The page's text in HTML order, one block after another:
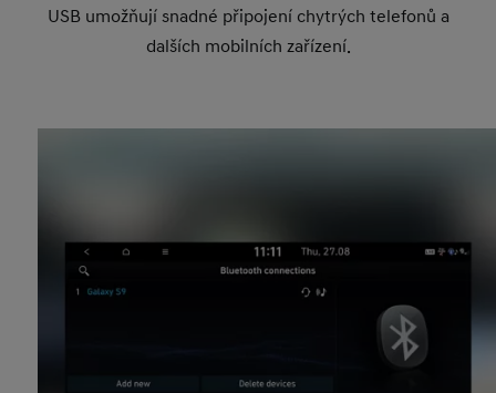
USB umožňují snadné připojení chytrých telefonů a
dalších mobilních zařízení.